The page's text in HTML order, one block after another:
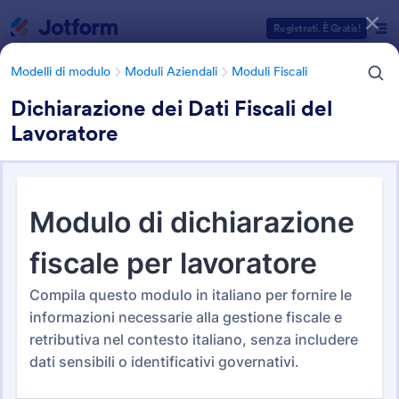
Registrati. È Gratis!
Modelli di modulo Moduli Aziendali Moduli Fiscali
Dichiarazione dei Dati Fiscali del
Lavoratore
Modelli Modulo Fiscale
12 Template
Categorie Template Moduli